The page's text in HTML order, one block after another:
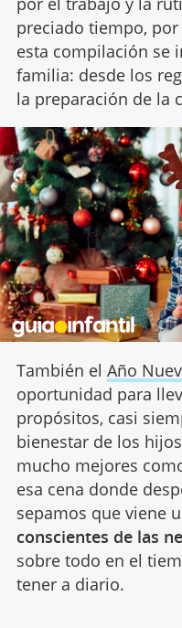
preciado tiempo,
esta compilación se
familia: desde los
la preparación de la
También el Año
oportunidad para
propósitos, casi
bienestar de los
mucho mejores
esa cena donde
sepamos que viene
conscientes de las
sobre todo en el
tener a diario.